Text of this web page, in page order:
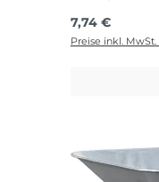
Regulärer
7,74 €
Preise inkl.